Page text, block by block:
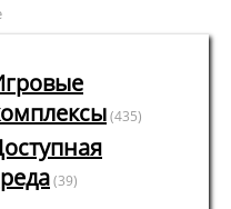
(435)
(39)